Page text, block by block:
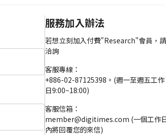
服務加入辦法
若想立刻加入付費"Research"會員，請
洽詢
客服專線：
+886-02-87125398。(週一至週五工作
日9:00~18:00)
客服信箱：
member@digitimes.com (一個工作
內將回覆您的來信)